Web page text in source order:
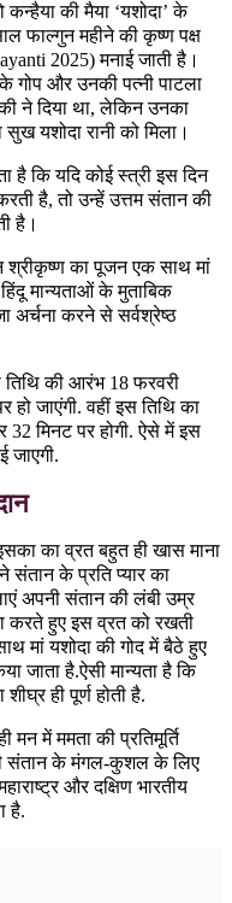
कन्हैया की मैया ‘यशोदा’ के
फाल्गुन महीने की कृष्ण पक्ष
2025) मनाई जाती है।
गोप और उनकी पत्नी पाटला
ने दिया था, लेकिन उनका
यशोदा रानी को मिला।
है कि यदि कोई स्त्री इस दिन
है, तो उन्हें उत्तम संतान की
है।
श्रीकृष्ण का पूजन एक साथ मां
मान्यताओं के मुताबिक
अर्चना करने से सर्वश्रेष्ठ
तिथि की आरंभ 18 फरवरी
जाएंगी. वहीं इस तिथि का
मिनट पर होगी. ऐसे में इस
जाएगी.
का व्रत बहुत ही खास माना
संतान के प्रति प्यार का
अपनी संतान की लंबी उम्र
करते हुए इस व्रत को रखती
मां यशोदा की गोद में बैठे हुए
जाता है.ऐसी मान्यता है कि
ही पूर्ण होती है.
मन में ममता की प्रतिमूर्ति
संतान के मंगल-कुशल के लिए
और दक्षिण भारतीय
है.